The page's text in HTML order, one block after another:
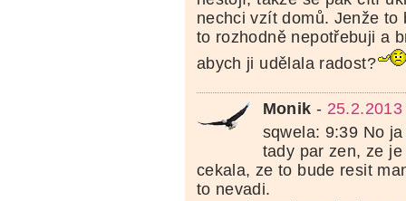
nechci vzít domů. Jenže to
to rozhodně nepotřebuji a
abych ji udělala radost?
Monik -
sqwela: 9:39 No
tady par zen, ze
cekala, ze to bude resit
to nevadi.